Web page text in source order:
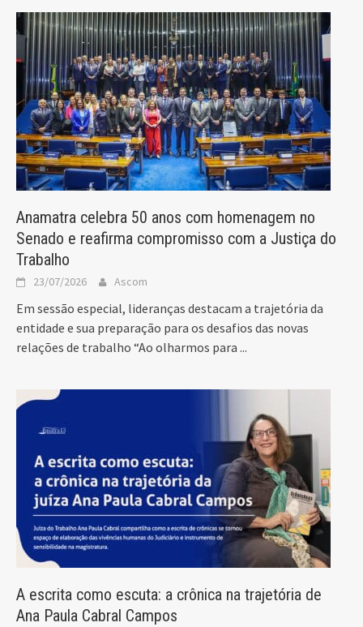
Anamatra celebra 50 anos com homenagem no
Senado e reafirma compromisso com a Justiça do
Trabalho
23/07/2026 Ascom
Em sessão especial, lideranças destacam a trajetória da
entidade e sua preparação para os desafios das novas
relações de trabalho “Ao olharmos para ...
A escrita como escuta: a crônica na trajetória de
Ana Paula Cabral Campos